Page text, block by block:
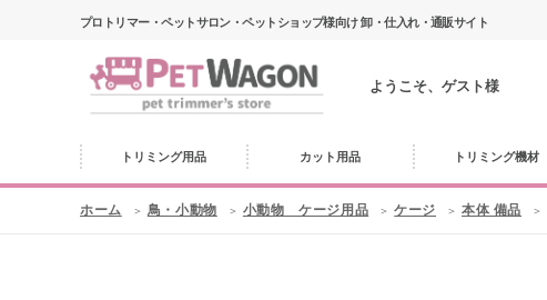
プロトリマー・ペットサロン・ペットショップ様向け 卸・仕入れ・通販サイト
ようこそ、ゲスト様
トリミング用品 カット用品 トリミング機材
ホーム 鳥・小動物 小動物 ケージ用品 ケージ 本体 備品